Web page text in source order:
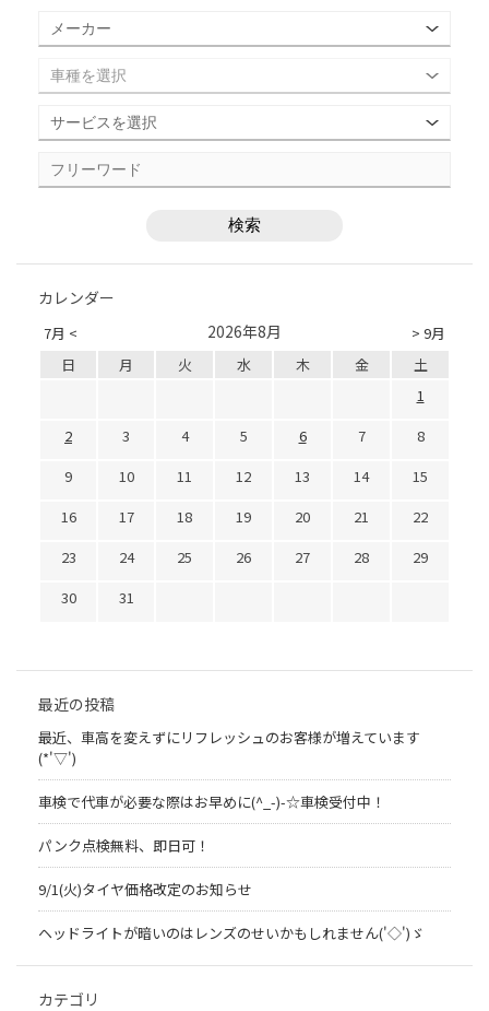
カレンダー
7月 < > 9月
2026年8月
日 月 火 水 木 金
土
1
2
3 4 5 6 7
8
9
10 11 12 13 14
15
16
17 18 19 20 21
22
23
24 25 26 27 28
29
30
31
最近の投稿
最近、車高を変えずにリフレッシュのお客様が増えています
(*'▽')
車検で代車が必要な際はお早めに(^_-)-☆車検受付中！
パンク点検無料、即日可！
9/1(火)タイヤ価格改定のお知らせ
ヘッドライトが暗いのはレンズのせいかもしれません('◇')ゞ
カテゴリ